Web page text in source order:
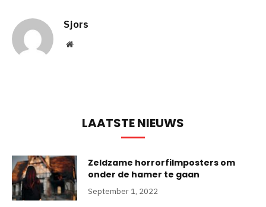
Sjors
Website
LAATSTE NIEUWS
Zeldzame horrorfilmposters om
onder de hamer te gaan
September 1, 2022